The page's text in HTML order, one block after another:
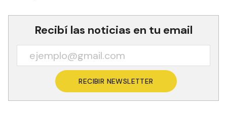
Recibí las noticias en tu email
RECIBIR NEWSLETTER